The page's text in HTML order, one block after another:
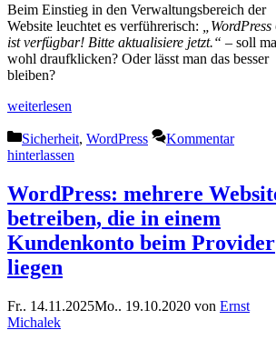
Beim Einstieg in den Verwaltungsbereich der
Website leuchtet es verführerisch:
ist verfügbar! Bitte aktualisiere jetzt.“ – soll
wohl draufklicken? Oder lässt man das besser
bleiben?
weiterlesen
Kategorien
Sicherheit, WordPress
Kommentar
hinterlassen
WordPress: mehrere
betreiben, die in einem
Kundenkonto beim Provider
liegen
Fr.. 14.11.2025Mo.. 19.10.2020 von Ernst
Michalek